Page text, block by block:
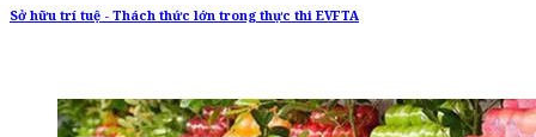
Sở hữu trí tuệ - Thách thức lớn trong thực thi EVFTA